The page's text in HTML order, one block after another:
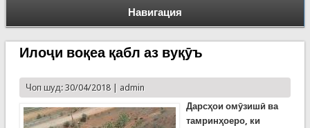
Навигация
Илоҷи воқеа қабл аз вуқӯъ
Чоп шуд: 30/04/2018 | admin
Дарсҳои омӯзишӣ ва
тамринҳоеро, ки